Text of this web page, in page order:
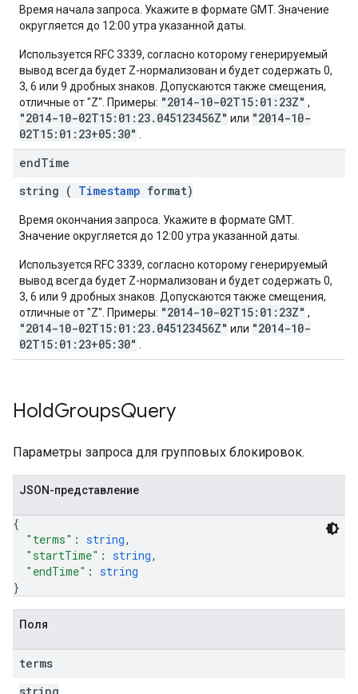
Время начала запроса. Укажите в формате GMT. Значение
округляется до 12:00 утра указанной даты.
Используется RFC 3339, согласно которому генерируемый
вывод всегда будет Z-нормализован и будет содержать 0,
3, 6 или 9 дробных знаков. Допускаются также смещения,
отличные от "Z". Примеры: "2014-10-02T15:01:23Z" ,
"2014-10-02T15:01:23.045123456Z" или "2014-10-
02T15:01:23+05:30"
endTime
string ( Timestamp format)
Время окончания запроса. Укажите в формате GMT.
Значение округляется до 12:00 утра указанной даты.
Используется RFC 3339, согласно которому генерируемый
вывод всегда будет Z-нормализован и будет содержать 0,
3, 6 или 9 дробных знаков. Допускаются также смещения,
отличные от "Z". Примеры: "2014-10-02T15:01:23Z" ,
"2014-10-02T15:01:23.045123456Z" или "2014-10-
02T15:01:23+05:30"
HoldGroupsQuery
Параметры запроса для групповых блокировок.
JSON-представление
{
"terms" : string,
"startTime" : string,
"endTime" : string
}
Поля
terms